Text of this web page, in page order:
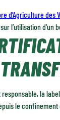
d’Agriculture des
l’utilisation
la
le